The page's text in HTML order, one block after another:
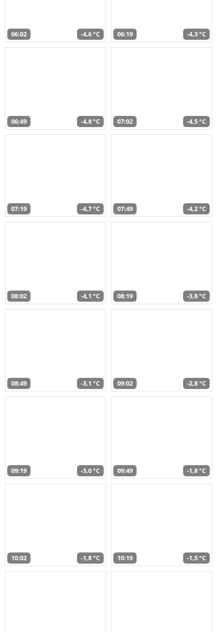
06:02 -4,6 °C 06:19 -4,3 °C
06:49 -4,8 °C 07:02 -4,5 °C
07:19 -4,7 °C 07:49 -4,2 °C
08:02 -4,1 °C 08:19 -3,8 °C
08:49 -3,1 °C 09:02 -2,8 °C
09:19 -3,0 °C 09:49 -1,8 °C
10:02 -1,8 °C 10:19 -1,5 °C